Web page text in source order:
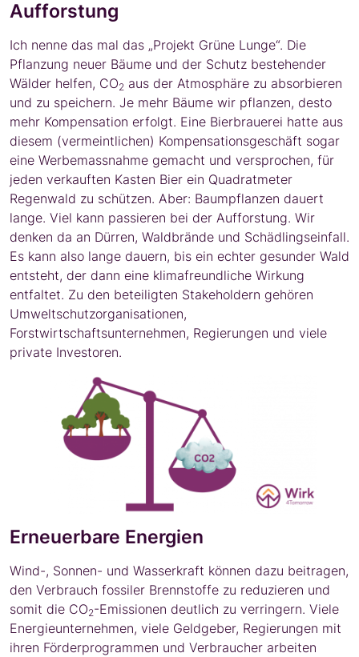
Aufforstung
Ich nenne das mal das „Projekt Grüne Lunge“. Die
Pflanzung neuer Bäume und der Schutz bestehender
Wälder helfen, CO2 aus der Atmosphäre zu absorbieren
und zu speichern. Je mehr Bäume wir pflanzen, desto
mehr Kompensation erfolgt. Eine Bierbrauerei hatte aus
diesem (vermeintlichen) Kompensationsgeschäft sogar
eine Werbemassnahme gemacht und versprochen, für
jeden verkauften Kasten Bier ein Quadratmeter
Regenwald zu schützen. Aber: Baumpflanzen dauert
lange. Viel kann passieren bei der Aufforstung. Wir
denken da an Dürren, Waldbrände und Schädlingseinfall.
Es kann also lange dauern, bis ein echter gesunder Wald
entsteht, der dann eine klimafreundliche Wirkung
entfaltet. Zu den beteiligten Stakeholdern gehören
Umweltschutzorganisationen,
Forstwirtschaftsunternehmen, Regierungen und viele
private Investoren.
Erneuerbare Energien
Wind-, Sonnen- und Wasserkraft können dazu beitragen,
den Verbrauch fossiler Brennstoffe zu reduzieren und
somit die CO2-Emissionen deutlich zu verringern. Viele
Energieunternehmen, viele Geldgeber, Regierungen mit
ihren Förderprogrammen und Verbraucher arbeiten